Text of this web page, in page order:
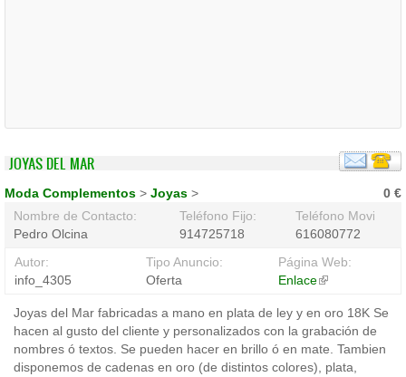
JOYAS DEL MAR
0 €
Moda Complementos > Joyas >
Nombre de Contacto:
Pedro Olcina
Teléfono Fijo:
914725718
Teléfono Movil:
616080772
Autor:
info_4305
Tipo Anuncio:
Oferta
Página Web:
Enlace(link
external)
Joyas del Mar fabricadas a mano en plata de ley y en oro 18K Se
hacen al gusto del cliente y personalizados con la grabación de
nombres ó textos. Se pueden hacer en brillo ó en mate. Tambien
disponemos de cadenas en oro (de distintos colores), plata,